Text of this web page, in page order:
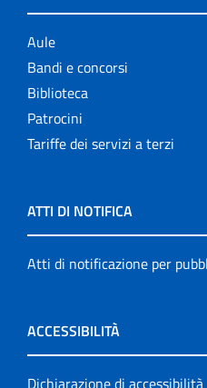
Aule
Bandi e concorsi
Biblioteca
Patrocini
Tariffe dei servizi a terzi
ATTI DI NOTIFICA
Atti di notificazione per
ACCESSIBILITÀ
Dichiarazione di accessibilità